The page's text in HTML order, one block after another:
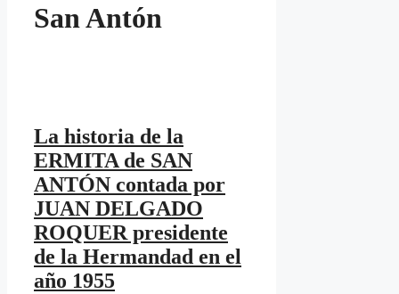
San Antón
La historia de la
ERMITA de SAN
ANTÓN contada por
JUAN DELGADO
ROQUER presidente
de la Hermandad en el
año 1955